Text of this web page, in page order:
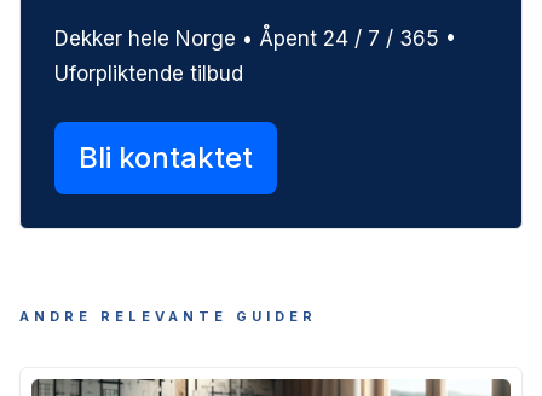
Dekker hele Norge • Åpent 24 / 7 / 365 •
Uforpliktende tilbud
Bli kontaktet
ANDRE RELEVANTE GUIDER